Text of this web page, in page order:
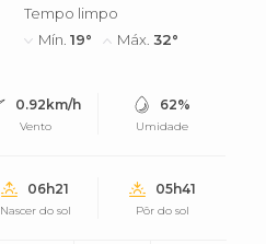
Tempo limpo
Mín.19° Máx.32°
0.92km/h
Vento
62%
Umidade
06h21
Nascer do sol
05h41
Pôr do sol